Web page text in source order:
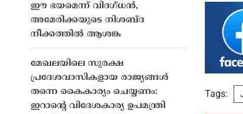
Tags:
ഈ ഭയമെന്ന് വിദഗ്ധൻ,
അമേരിക്കയുടെ നിശബ്‌ദ
നീക്കത്തിൽ ആശങ്ക
മേഖലയിലെ സുരക്ഷ
പ്രദേശവാസികളായ രാജ്യങ്ങൾ
തന്നെ കൈകാര്യം ചെയ്യണം:
ഇറാന്റെ വിദേശകാര്യ ഉപമന്ത്രി